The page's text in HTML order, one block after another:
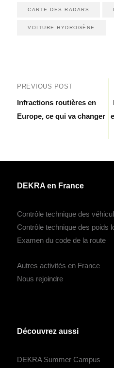
CARTE DES RADARS
VOITURE HYDROGÈNE
PREVIOUS POST
Infractions routières en
Europe, ce qui va changer
DEKRA en France
Contrôle technique des
Contrôle technique des poids
Examen du code de la route
Autres activités en France
Nous rejoindre
Découvrez aussi
DEKRA Summer Campus